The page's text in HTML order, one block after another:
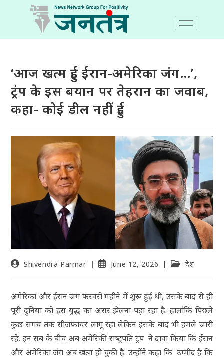
‘आज खत्म हुई ईरान-अमेरिका जंग…’,
ट्रंप के इस बयान पर तेहरान का जवाब,
कहा- कोई डील नहीं हुई
Shivendra Parmar June 12, 2026 देश
अमेरिका और ईरान जंग फरवरी महीने में शुरू हुई थी, उसके बाद से ही
पूरी दुनिया को इस युद्ध का असर झेलना पड़ा रहा है. हालांकि पिछले
कुछ समय तक सीजफायर लागू रहा लेकिन इसके बाद भी हमले जारी
रहे. इन सब के बीच अब अमेरिकी राष्‍ट्रपति ट्रंप ने दावा किया कि ईरान
और अमेरिका जंग अब खत्म हो चुकी है. उन्‍होंने कहा कि उम्मीद है कि